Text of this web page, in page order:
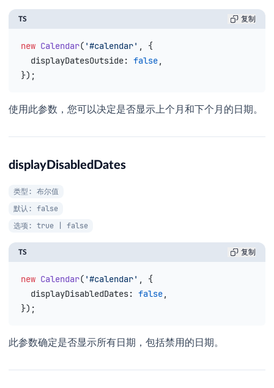
TS 复制
new Calendar( '#calendar' , {
  displayDatesOutside
: false,
});
使用此参数，您可以决定是否显示上个月和下个月的日期。
displayDisabledDates
类型: 布尔值
默认: false
选项: true | false
TS 复制
new Calendar( '#calendar' , {
  displayDisabledDates
: false,
});
此参数确定是否显示所有日期，包括禁用的日期。